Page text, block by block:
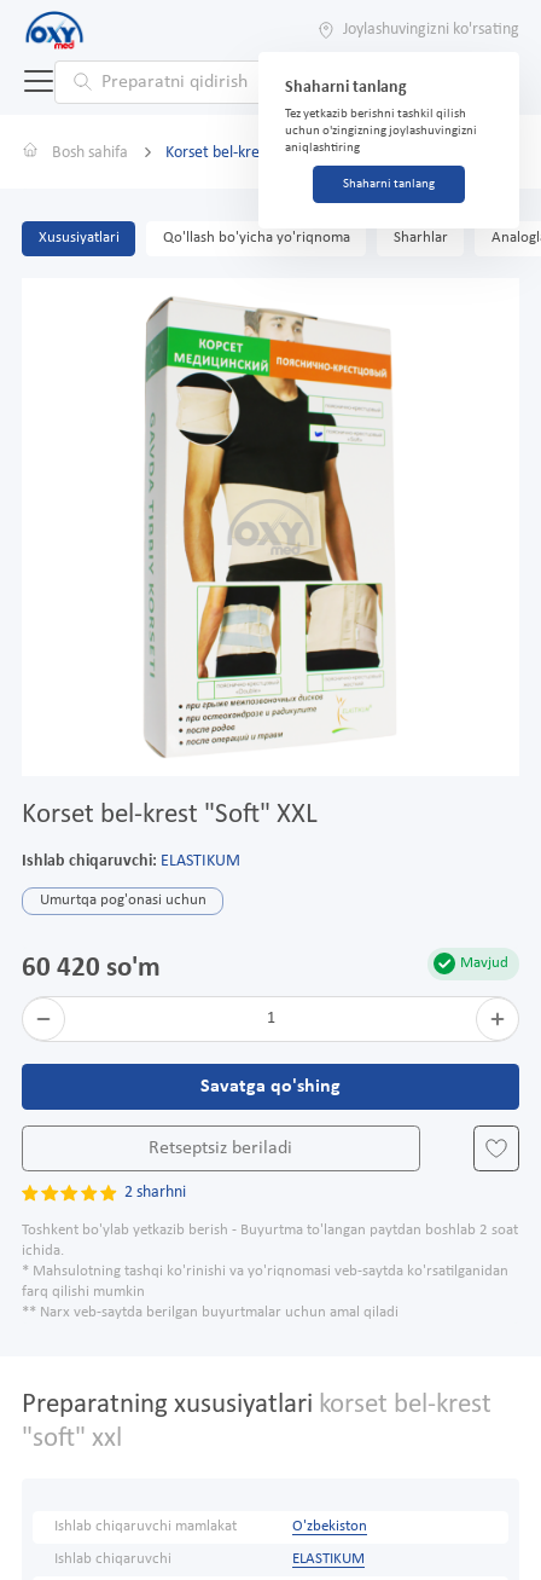
Joylashuvingizni ko'rsating
Shaharni tanlang
Tez yetkazib berishni tashkil qilish
uchun o'zingizning joylashuvingizni
aniqlashtiring
Shaharni tanlang
Bosh sahifa Korset bel-krest "Soft" XXL
Xususiyatlari Qo'llash bo'yicha yo'riqnoma Sharhlar
Korset bel-krest "Soft" XXL
Ishlab chiqaruvchi: ELASTIKUM
Umurtqa pog'onasi uchun
Mavjud
60 420 so'm
1
Savatga qo'shing
Retseptsiz beriladi
2 sharhni
Toshkent bo'ylab yetkazib berish - Buyurtma to'langan paytdan boshlab 2 soat
ichida.
* Mahsulotning tashqi ko'rinishi va yo'riqnomasi veb-saytda ko'rsatilganidan
farq qilishi mumkin
** Narx veb-saytda berilgan buyurtmalar uchun amal qiladi
Preparatning xususiyatlari korset bel-krest
"soft" xxl
Ishlab chiqaruvchi mamlakat O'zbekiston
Ishlab chiqaruvchi ELASTIKUM